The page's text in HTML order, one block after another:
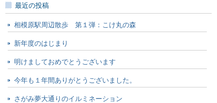
最近の投稿
相模原駅周辺散歩 第１弾：こけ丸の森
新年度のはじまり
明けましておめでとうございます
今年も１年間ありがとうございました。
さがみ夢大通りのイルミネーション